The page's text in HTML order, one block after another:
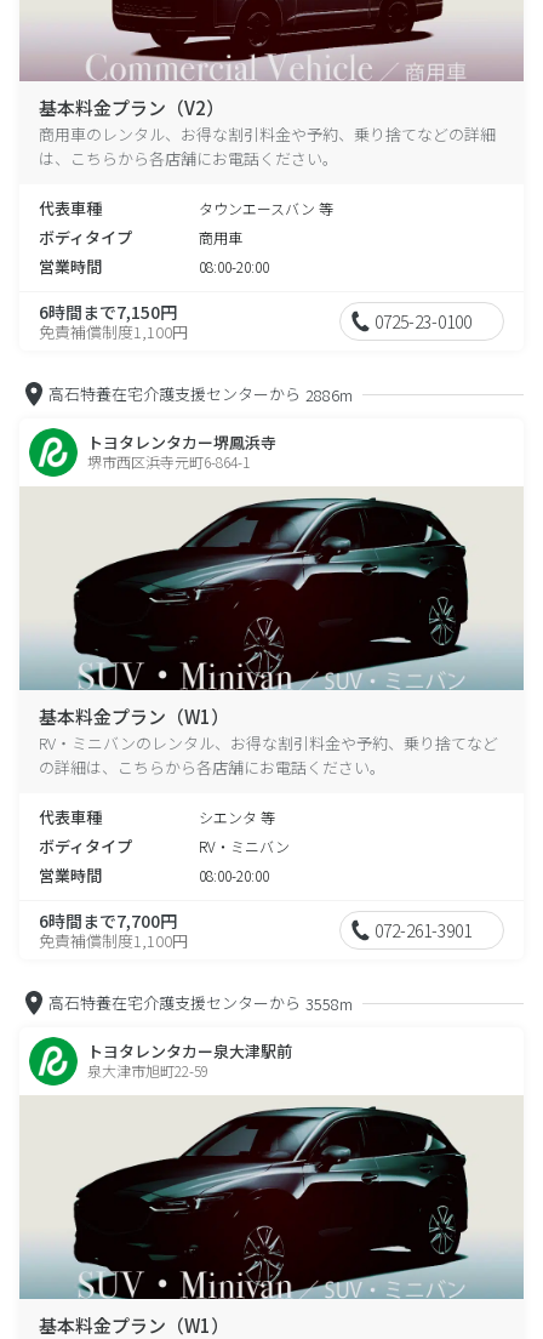
基本料金プラン（V2）
商用車のレンタル、お得な割引料金や予約、乗り捨てなどの詳細
は、こちらから各店舗にお電話ください。
代表車種 タウンエースバン 等
ボディタイプ 商用車
営業時間 08:00-20:00
6時間まで7,150円
免責補償制度1,100円 0725-23-0100
高石特養在宅介護支援センターから 2886m
トヨタレンタカー堺鳳浜寺
堺市西区浜寺元町6-864-1
基本料金プラン（W1）
RV・ミニバンのレンタル、お得な割引料金や予約、乗り捨てなど
の詳細は、こちらから各店舗にお電話ください。
代表車種 シエンタ 等
ボディタイプ RV・ミニバン
営業時間 08:00-20:00
6時間まで7,700円
免責補償制度1,100円 072-261-3901
高石特養在宅介護支援センターから 3558m
トヨタレンタカー泉大津駅前
泉大津市旭町22-59
基本料金プラン（W1）